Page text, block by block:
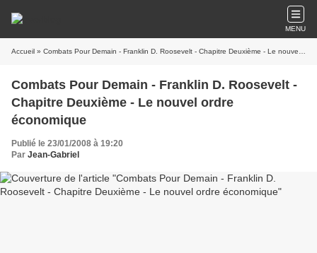
MENU
Accueil » Combats Pour Demain - Franklin D. Roosevelt - Chapitre Deuxième - Le nouvel ordre économique
Combats Pour Demain - Franklin D. Roosevelt -
Chapitre Deuxième - Le nouvel ordre
économique
Publié le 23/01/2008 à 19:20
Par Jean-Gabriel